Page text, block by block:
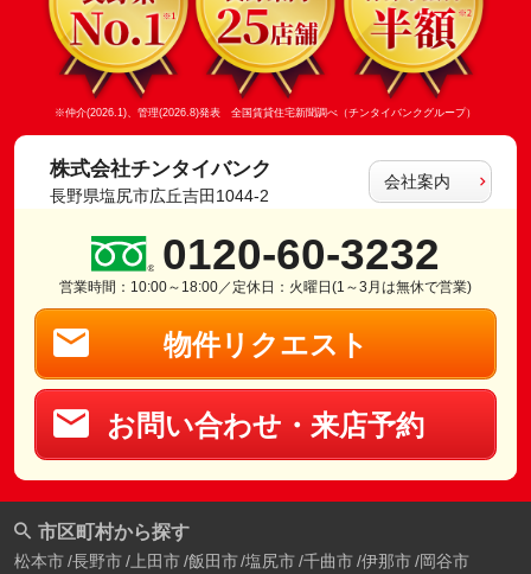
※仲介(2026.1)、管理(2026.8)発表 全国賃貸住宅新聞調べ（チンタイバンクグループ）
株式会社チンタイバンク
長野県塩尻市広丘吉田1044-2
会社案内
0120-60-3232
営業時間：10:00～18:00／定休日：火曜日(1～3月は無休で営業)
物件リクエスト
お問い合わせ・来店予約
市区町村から探す
松本市 長野市 上田市 飯田市 塩尻市 千曲市 伊那市 岡谷市